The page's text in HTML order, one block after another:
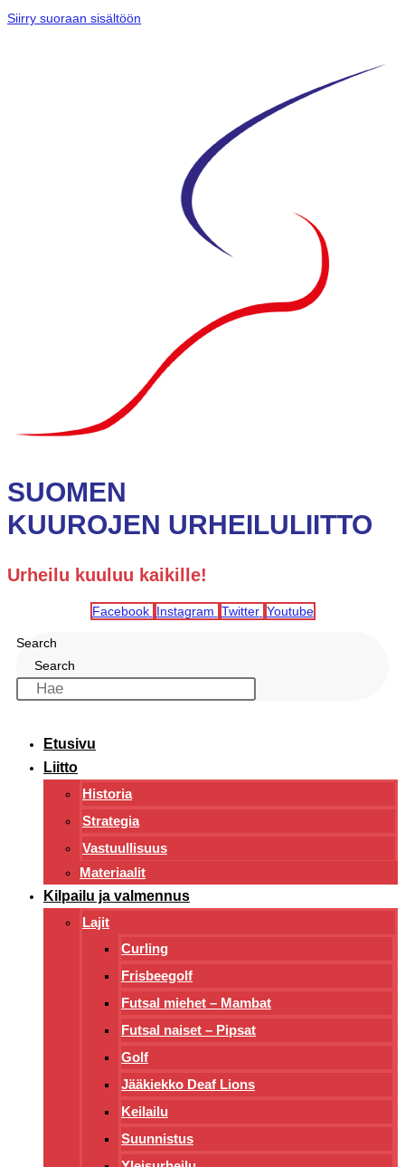
Siirry suoraan sisältöön
SUOMEN
KUUROJEN URHEILULIITTO
Urheilu kuuluu kaikille!
Facebook Instagram Twitter Youtube
Search
Search
Etusivu
Liitto
Historia
Strategia
Vastuullisuus
Materiaalit
Kilpailu ja valmennus
Lajit
Curling
Frisbeegolf
Futsal miehet – Mambat
Futsal naiset – Pipsat
Golf
Jääkiekko Deaf Lions
Keilailu
Suunnistus